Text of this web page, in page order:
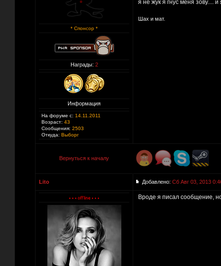
* Спонсор *
Награды: 2
Информация
На форуме с: 14.11.2011
Возраст: 43
Сообщения: 2503
Откуда: Выборг
я не жук я гнус меня зову.... и
Шах и мат.
Вернуться к началу
Lito Добавлено: Сб Авг 03, 2013
Вроде я писал сообщение,